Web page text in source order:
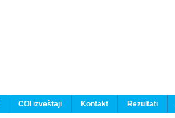
COI izveštaji Kontakt Rezultati